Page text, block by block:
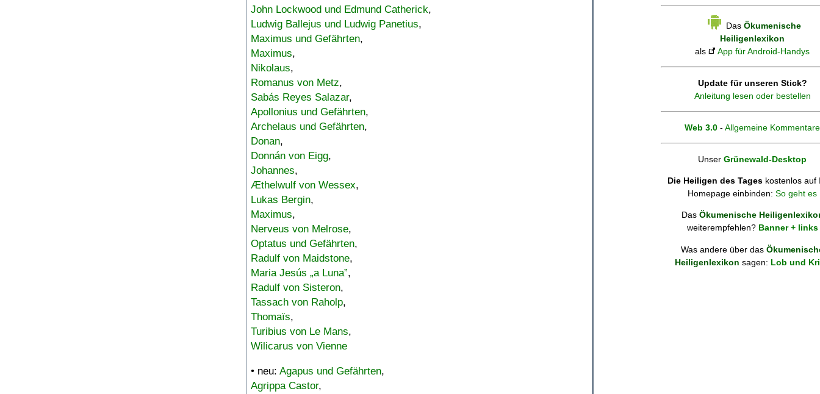
John Lockwood und Edmund Catherick,
Ludwig Ballejus und Ludwig Panetius,
Maximus und Gefährten,
Maximus,
Nikolaus,
Romanus von Metz,
Sabás Reyes Salazar,
Apollonius und Gefährten,
Archelaus und Gefährten,
Donan,
Donnán von Eigg,
Johannes,
Æthelwulf von Wessex,
Lukas Bergin,
Maximus,
Nerveus von Melrose,
Optatus und Gefährten,
Radulf von Maidstone,
Maria Jesús „a Luna”,
Radulf von Sisteron,
Tassach von Raholp,
Thomaïs,
Turibius von Le Mans,
Wilicarus von Vienne
• neu: Agapus und Gefährten,
Agrippa Castor,
Das Ökumenische
Heiligenlexikon
als
App für Android-Handys
Update für unseren Stick?
Anleitung lesen oder bestellen
Web 3.0 - Allgemeine Kommentare
Unser Grünewald-Desktop
Die Heiligen des Tages kostenlos auf
Homepage einbinden: So geht es
Das Ökumenische
weiterempfehlen? Banner + links
Was andere über das
Heiligenlexikon sagen: Lob und